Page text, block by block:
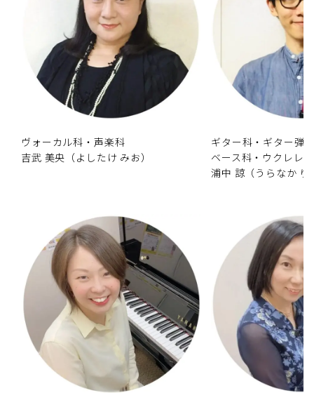
ヴォーカル科・声楽科
吉武 美央（よしたけ みお）
ギター科・ギター弾
ベース科・ウクレレ
浦中 諒（うらなか り